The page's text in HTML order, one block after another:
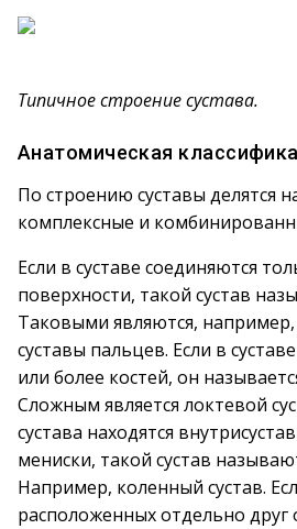
Типичное строение сустава.
Анатомическая
По строению суставы делятся
комплексные и
Если в суставе соединяются
поверхности, такой сустав
Таковыми являются,
суставы пальцев. Если в
или более костей, он
Сложным является локтевой
сустава находятся
мениски, такой сустав
Например, коленный сустав.
расположенных отдельно друг